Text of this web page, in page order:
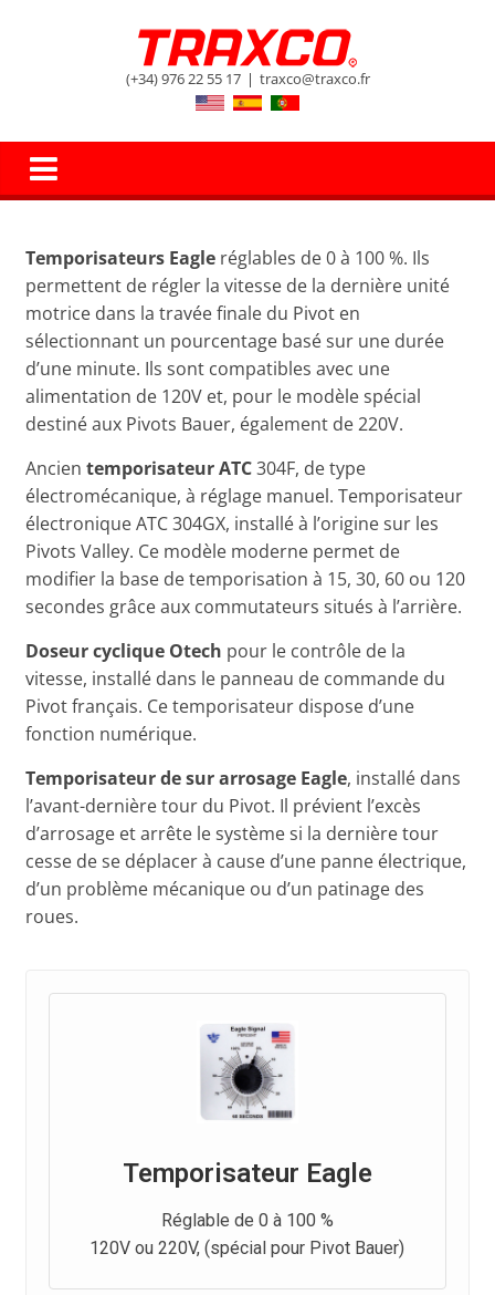
(+34) 976 22 55 17 | traxco@traxco.fr
Temporisateurs Eagle réglables de 0 à 100 %. Ils
permettent de régler la vitesse de la dernière unité
motrice dans la travée finale du Pivot en
sélectionnant un pourcentage basé sur une durée
d’une minute. Ils sont compatibles avec une
alimentation de 120V et, pour le modèle spécial
destiné aux Pivots Bauer, également de 220V.
Ancientemporisateur ATC304F, de type
électromécanique, à réglage manuel. Temporisateur
électronique ATC 304GX, installé à l’origine sur les
Pivots Valley. Ce modèle moderne permet de
modifier la base de temporisation à 15, 30, 60 ou 120
secondes grâce aux commutateurs situés à l’arrière.
Doseur cyclique Otech pour le contrôle de la
vitesse, installé dans le panneau de commande du
Pivot français. Ce temporisateur dispose d’une
fonction numérique.
Temporisateur de sur arrosage Eagle, installé dans
l’avant-dernière tour du Pivot. Il prévient l’excès
d’arrosage et arrête le système si la dernière tour
cesse de se déplacer à cause d’une panne électrique,
d’un problème mécanique ou d’un patinage des
roues.
Temporisateur Eagle
Réglable de 0 à 100 %
120V ou 220V, (spécial pour Pivot Bauer)